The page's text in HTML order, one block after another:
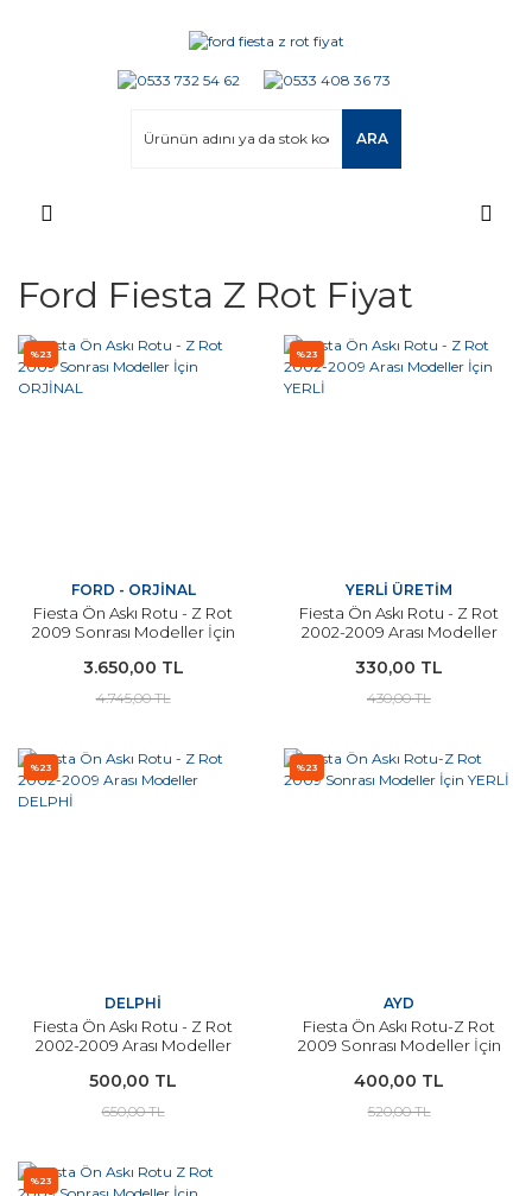
ARA
Ford Fiesta Z Rot Fiyat
%23
FORD - ORJİNAL
Fiesta Ön Askı Rotu - Z Rot
2009 Sonrası Modeller İçin
3.650,00 TL
4.745,00 TL
%23
YERLİ ÜRETİM
Fiesta Ön Askı Rotu - Z Rot
2002-2009 Arası Modeller
330,00 TL
430,00 TL
%23
DELPHİ
Fiesta Ön Askı Rotu - Z Rot
2002-2009 Arası Modeller
500,00 TL
650,00 TL
%23
AYD
Fiesta Ön Askı Rotu-Z Rot
2009 Sonrası Modeller İçin
400,00 TL
520,00 TL
%23